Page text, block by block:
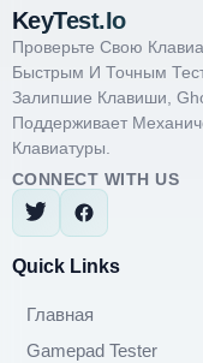
KeyTest.io
Проверьте Свою
Быстрым И Точным
Залипшие Клавиши,
Поддерживает
Клавиатуры.
CONNECT WITH US
Quick Links
Главная
Gamepad Tester